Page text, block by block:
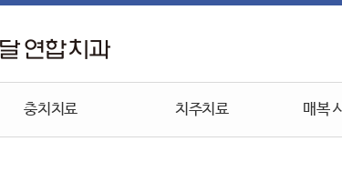
충치치료 치주치료 매복